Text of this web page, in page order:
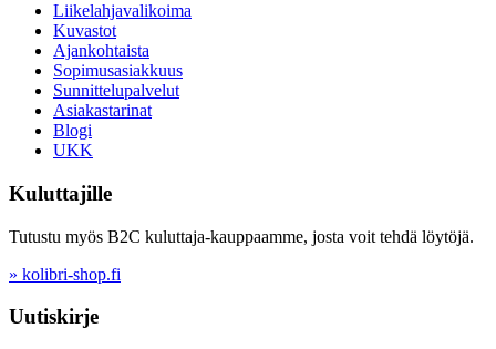
Liikelahjavalikoima
Kuvastot
Ajankohtaista
Sopimusasiakkuus
Sunnittelupalvelut
Asiakastarinat
Blogi
UKK
Kuluttajille
Tutustu myös B2C kuluttaja-kauppaamme, josta voit tehdä löytöjä.
» kolibri-shop.fi
Uutiskirje